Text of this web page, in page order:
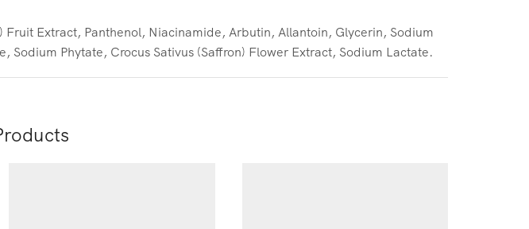
Extract, Panthenol, Niacinamide, Arbutin, Allantoin, Glycerin, Sodium
Phytate, Crocus Sativus (Saffron) Flower Extract, Sodium Lactate.